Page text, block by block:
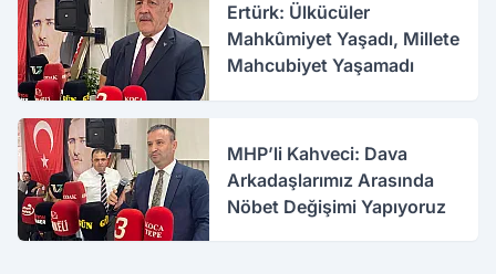
Ertürk: Ülkücüler
Mahkûmiyet Yaşadı, Millete
Mahcubiyet Yaşamadı
MHP’li Kahveci: Dava
Arkadaşlarımız Arasında
Nöbet Değişimi Yapıyoruz